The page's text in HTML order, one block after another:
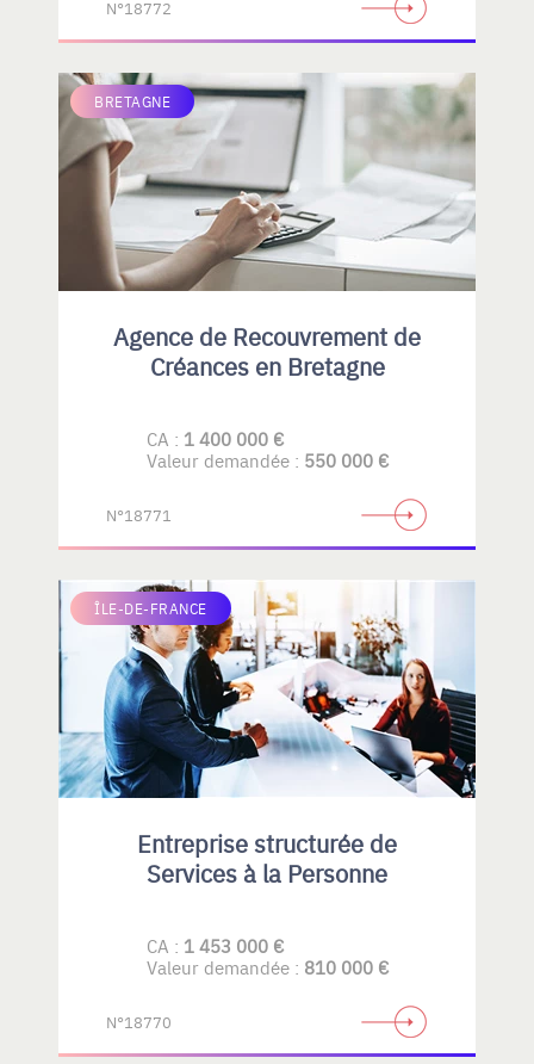
N°18772
BRETAGNE
Agence de Recouvrement de
Créances en Bretagne
CA : 1 400 000 €
Valeur demandée : 550 000 €
N°18771
ÎLE-DE-FRANCE
Entreprise structurée de
Services à la Personne
CA : 1 453 000 €
Valeur demandée : 810 000 €
N°18770